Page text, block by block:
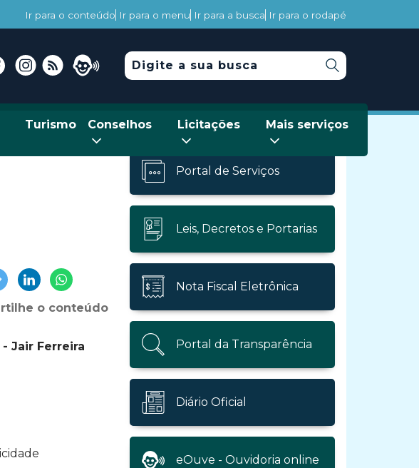
Ir para o conteúdo Ir para o menu Ir para a busca Ir para o rodapé
Turismo Conselhos Licitações Mais serviços
o conteúdo
Jair Ferreira
Portal de Serviços
Leis, Decretos e Portarias
Nota Fiscal Eletrônica
Portal da Transparência
Diário Oficial
eOuve - Ouvidoria online